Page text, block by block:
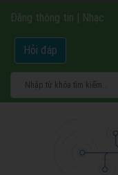
Đăng thông tin | Nhạc
Hỏi đáp